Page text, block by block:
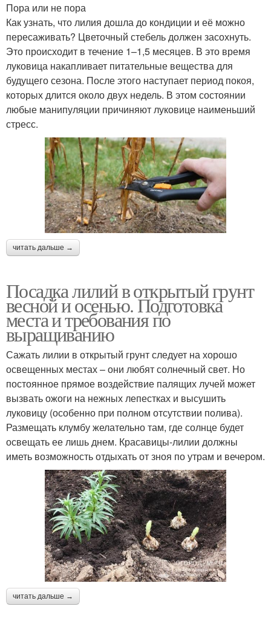
Пора или не пора
Как узнать, что лилия дошла до кондиции и её можно
пересаживать? Цветочный стебель должен засохнуть.
Это происходит в течение 1–1,5 месяцев. В это время
луковица накапливает питательные вещества для
будущего сезона. После этого наступает период покоя,
которых длится около двух недель. В этом состоянии
любые манипуляции причиняют луковице наименьший
стресс.
читать дальше →
Посадка лилий в открытый грунт
весной и осенью. Подготовка
места и требования по
выращиванию
Сажать лилии в открытый грунт следует на хорошо
освещенных местах – они любят солнечный свет. Но
постоянное прямое воздействие палящих лучей может
вызвать ожоги на нежных лепестках и высушить
луковицу (особенно при полном отсутствии полива).
Размещать клумбу желательно там, где солнце будет
освещать ее лишь днем. Красавицы-лилии должны
иметь возможность отдыхать от зноя по утрам и вечером.
читать дальше →